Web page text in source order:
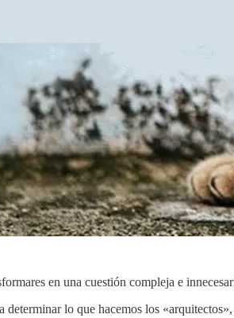
en una cuestión compleja e
determinar lo que hacemos los